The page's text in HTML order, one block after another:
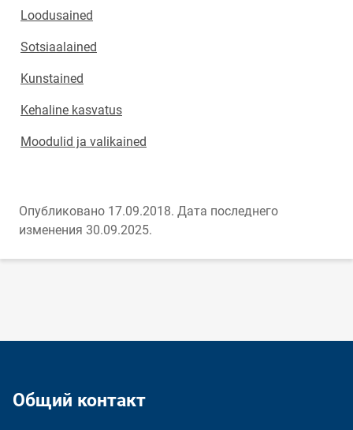
Loodusained
Sotsiaalained
Kunstained
Kehaline kasvatus
Moodulid ja valikained
Опубликовано 17.09.2018. Дата последнего
изменения 30.09.2025.
Общий контакт